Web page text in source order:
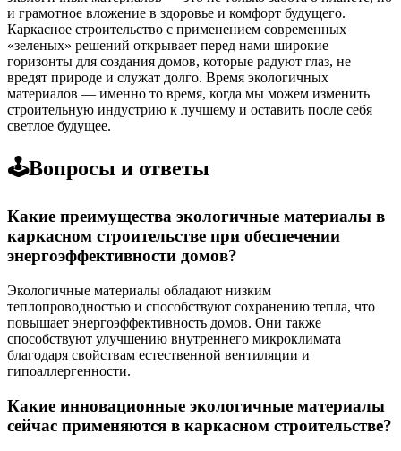
и грамотное вложение в здоровье и комфорт будущего.
Каркасное строительство с применением современных
«зеленых» решений открывает перед нами широкие
горизонты для создания домов, которые радуют глаз, не
вредят природе и служат долго. Время экологичных
материалов — именно то время, когда мы можем изменить
строительную индустрию к лучшему и оставить после себя
светлое будущее.
🕹️Вопросы и ответы
Какие преимущества экологичные материалы в
каркасном строительстве при обеспечении
энергоэффективности домов?
Экологичные материалы обладают низким
теплопроводностью и способствуют сохранению тепла, что
повышает энергоэффективность домов. Они также
способствуют улучшению внутреннего микроклимата
благодаря свойствам естественной вентиляции и
гипоаллергенности.
Какие инновационные экологичные материалы
сейчас применяются в каркасном строительстве?